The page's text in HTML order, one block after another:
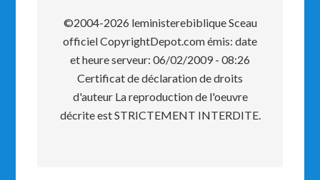
©2004-2026 leministerebiblique Sceau
officiel CopyrightDepot.com émis: date
et heure serveur: 06/02/2009 - 08:26
Certificat de déclaration de droits
d'auteur La reproduction de l'oeuvre
décrite est STRICTEMENT INTERDITE.